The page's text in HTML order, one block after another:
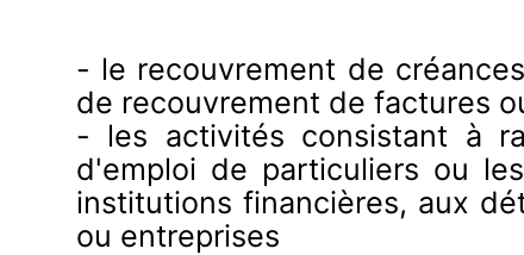
- le recouvrement de
de recouvrement de factures
- les activités consistant à
d'emploi de particuliers ou
institutions financières, aux
ou entreprises